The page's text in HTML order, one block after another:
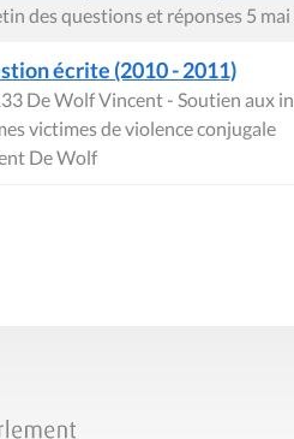
des questions et réponses 5 mai
écrite (2010 - 2011)
De Wolf Vincent - Soutien aux
victimes de violence conjugale
De Wolf